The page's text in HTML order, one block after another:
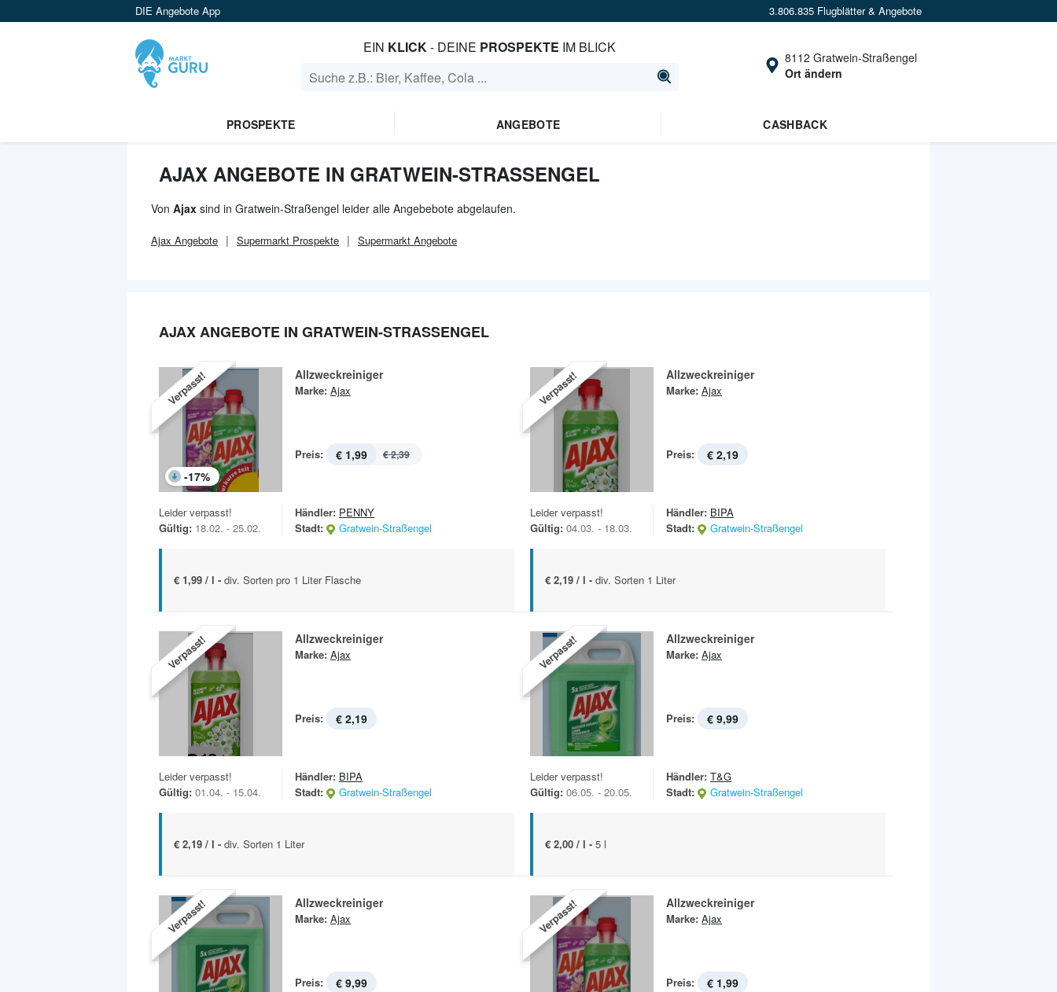
DIE Angebote App 3.806.835 Flugblätter & Angebote
EIN KLICK- DEINE PROSPEKTE IM BLICK
8112 Gratwein-Straßengel
Ort ändern
PROSPEKTE ANGEBOTE CASHBACK
AJAX ANGEBOTE IN GRATWEIN-STRASSENGEL
Von Ajax sind in Gratwein-Straßengel leider alle Angebebote abgelaufen.
Ajax Angebote Supermarkt Prospekte Supermarkt Angebote
AJAX ANGEBOTE IN GRATWEIN-STRASSENGEL
Verpasst!
-17%
Allzweckreiniger
Marke: Ajax
Preis: € 1,99 € 2,39
Leider verpasst!
Gültig: 18.02. - 25.02.
Händler: PENNY
Stadt:
Gratwein-Straßengel
€ 1,99 / l - div. Sorten pro 1 Liter Flasche
Verpasst! Allzweckreiniger
Marke: Ajax
Preis: € 2,19
Leider verpasst!
Gültig: 04.03. - 18.03.
Händler: BIPA
Stadt:
Gratwein-Straßengel
€ 2,19 / l - div. Sorten 1 Liter
Verpasst! Allzweckreiniger
Marke: Ajax
Preis: € 2,19
Leider verpasst!
Gültig: 01.04. - 15.04.
Händler: BIPA
Stadt:
Gratwein-Straßengel
€ 2,19 / l - div. Sorten 1 Liter
Verpasst! Allzweckreiniger
Marke: Ajax
Preis: € 9,99
Leider verpasst!
Gültig: 06.05. - 20.05.
Händler: T&G
Stadt:
Gratwein-Straßengel
€ 2,00 / l - 5 l
Verpasst! Allzweckreiniger
Marke: Ajax
Preis: € 9,99
Verpasst! Allzweckreiniger
Marke: Ajax
Preis: € 1,99